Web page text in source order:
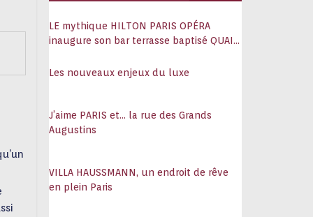
LE mythique HILTON PARIS OPÉRA
inaugure son bar terrasse baptisé QUAI
Les nouveaux enjeux du luxe
J’aime PARIS et… la rue des Grands
Augustins
VILLA HAUSSMANN, un endroit de rêve
en plein Paris